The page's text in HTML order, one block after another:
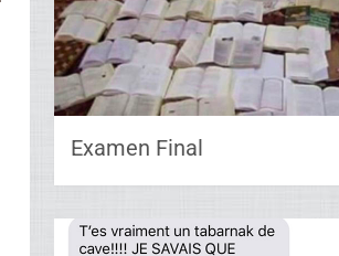
Examen Final